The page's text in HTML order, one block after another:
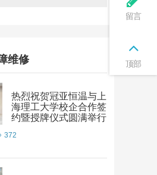
维修
热烈祝贺冠亚恒温与上
海理工大学校企合作签
约暨授牌仪式圆满举行
372
留言
顶部